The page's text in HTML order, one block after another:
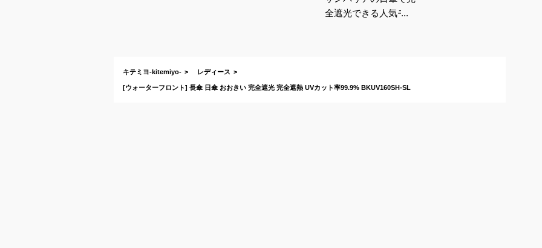
全遮光できる人気モデ
キテミヨ-kitemiyo- レディース
[ウォーターフロント] 長傘 日傘 おおきい 完全遮光 完全遮熱 UVカット率99.9% BKUV160SH-SL